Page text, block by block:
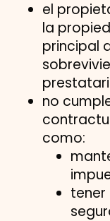
el
la
principal
no
como: